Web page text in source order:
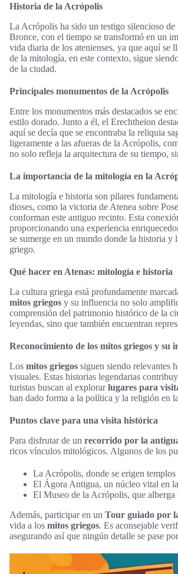
Historia de la Acrópolis
La Acrópolis ha sido un testigo silencioso
Bronce, con el tiempo se transformó en un
vida diaria de los atenienses, ya que aquí se
de la mitología, en este contexto, sigue
de la ciudad.
Principales monumentos de la Acrópolis
Entre los monumentos más destacados se
estilo dorado. Junto a él, el Erechtheion
aquí se decía que se encontraba la reliquia
ligeramente a las afueras de la Acrópolis,
no solo refleja la arquitectura de su tiempo,
La importancia de la mitología en la
La mitología e historia son pilares
dioses, como la victoria de Atenea sobre
conforman este antiguo recinto. Esta
proporcionando una experiencia
se sumerge en un mundo donde la historia
griego.
Qué hacer en Atenas: mitología e historia
La cultura griega está profundamente
mitos griegos y su influencia no solo
comprensión del patrimonio histórico de la
leyendas, sino que también encuentran
Reconocimiento de los mitos griegos y su
Los mitos griegos siguen siendo relevantes
visuales. Estas historias legendarias
turistas buscan al explorarlugares para
han dado forma a la política y la religión en
Puntos clave para una visita histórica
Para disfrutar de un recorrido por la
ricos vínculos mitológicos. Algunos de los
La Acrópolis, donde se erigen
El Ágora Antigua, un núcleo vital en
El Museo de la Acrópolis, que alberga
Además, participar en un Tour guiado por
vida a los mitos griegos. Es aconsejable
asegurando así que ningún detalle se pase